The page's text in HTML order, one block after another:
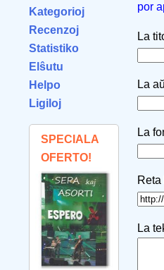
Kategorioj
Recenzoj
Statistiko
Elŝutu
Helpo
Ligiloj
SPECIALA
OFERTO!
por
La
La
La
La